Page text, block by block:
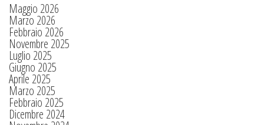
Maggio 2026
Marzo 2026
Febbraio 2026
Novembre 2025
Luglio 2025
Giugno 2025
Aprile 2025
Marzo 2025
Febbraio 2025
Dicembre 2024